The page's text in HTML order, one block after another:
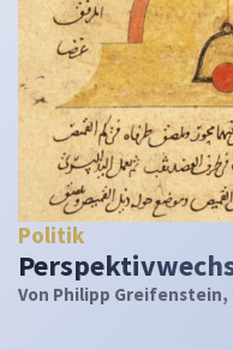
Politik
Von Philipp Greifenstein,